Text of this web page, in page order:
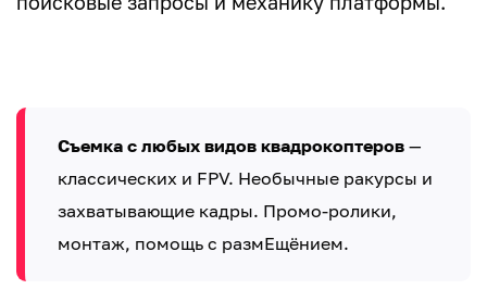
Съемка с любых видов квадрокоптеров —
классических и FPV. Необычные ракурсы и
захватывающие кадры. Промо-ролики,
монтаж, помощь с размЕщёнием.